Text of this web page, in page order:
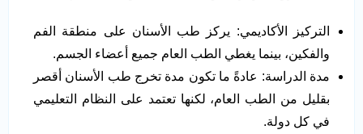
التركيز الأكاديمي: يركز طب الأسنان على منطقة الفم
والفكين، بينما يغطي الطب العام جميع أعضاء الجسم.
مدة الدراسة: عادةً ما تكون مدة تخرج طب الأسنان أقصر
بقليل من الطب العام، لكنها تعتمد على النظام التعليمي
في كل دولة.